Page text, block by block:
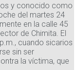
y conocido como
del martes 24
en la calle 45
de Chimita. El
cuando sicarios
sin ser
la víctima, que